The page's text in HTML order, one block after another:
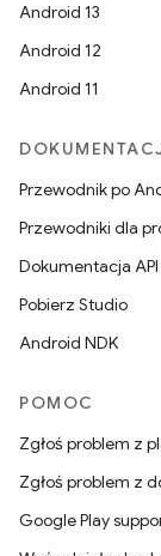
Android 13
Android 12
Android 11
Przewodnik po
Przewodniki dla
Dokumentacja API
Pobierz Studio
Android NDK
POMOC
Zgłoś problem z
Zgłoś problem z
Google Play